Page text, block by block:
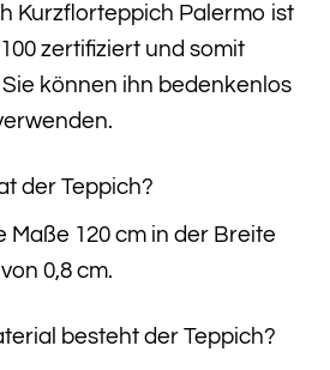
Kurzflorteppich Palermo ist
zertifiziert und somit
können ihn bedenkenlos
der Teppich?
Maße 120 cm in der Breite
0,8 cm.
besteht der Teppich?